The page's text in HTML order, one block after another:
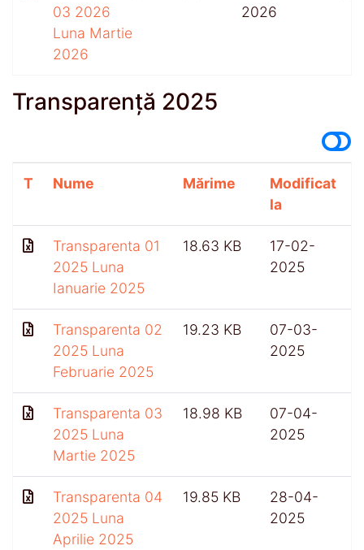
03 2026
Luna Martie
2026
2026
Transparență 2025
T Nume Mărime
Modificat
la
Transparenta 01
2025 Luna
Ianuarie 2025
18.63 KB
17-02-
2025
Transparenta 02
2025 Luna
Februarie 2025
19.23 KB
07-03-
2025
Transparenta 03
2025 Luna
Martie 2025
18.98 KB
07-04-
2025
Transparenta 04
2025 Luna
Aprilie 2025
19.85 KB
28-04-
2025